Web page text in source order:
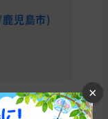
児島市)
×